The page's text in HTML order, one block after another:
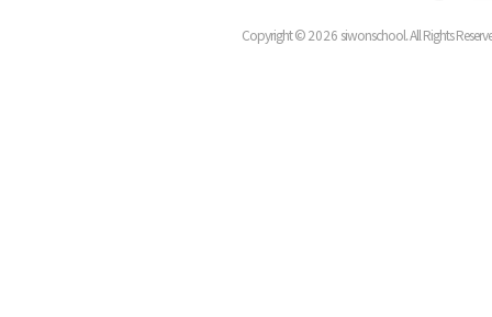
Copyright ©2026 siwonschool. All Rights